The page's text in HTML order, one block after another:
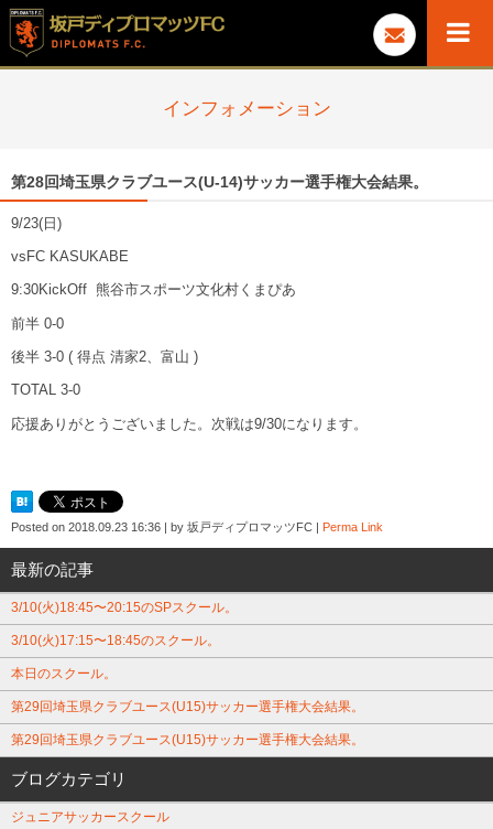
インフォメーション
第28回埼玉県クラブユース(U-14)サッカー選手権大会結果。
9/23(日)
vsFC KASUKABE
9:30KickOff 熊谷市スポーツ文化村くまぴあ
前半 0-0
後半 3-0 ( 得点 清家2、富山 )
TOTAL 3-0
応援ありがとうございました。次戦は9/30になります。
Posted on 2018.09.23 16:36 | by 坂戸ディプロマッツFC | Perma Link
最新の記事
3/10(火)18:45〜20:15のSPスクール。
3/10(火)17:15〜18:45のスクール。
本日のスクール。
第29回埼玉県クラブユース(U15)サッカー選手権大会結果。
第29回埼玉県クラブユース(U15)サッカー選手権大会結果。
ブログカテゴリ
ジュニアサッカースクール